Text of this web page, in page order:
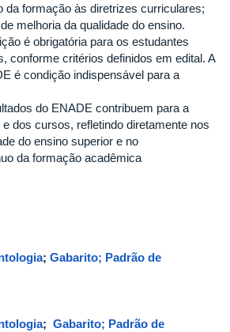
da formação às diretrizes curriculares;
melhoria da qualidade do ensino.
é obrigatória para os estudantes
conforme critérios definidos em edital. A
é condição indispensável para a
do ENADE contribuem para a
dos cursos, refletindo diretamente nos
do ensino superior e no
da formação acadêmica
; Gabarito; Padrão de
; Gabarito; Padrão de